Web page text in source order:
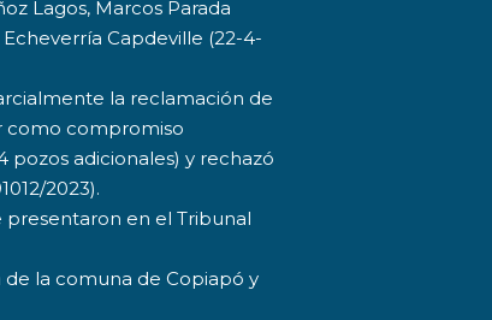
Lagos, Marcos Parada
Capdeville (22-4-
la reclamación de
como compromiso
pozos adicionales) y rechazó
2023).
presentaron en el Tribunal
de la comuna de Copiapó y